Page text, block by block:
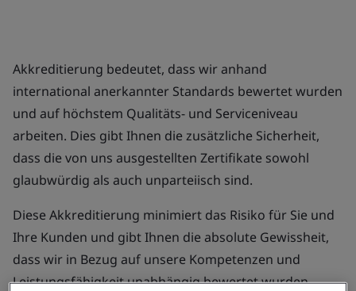
Akkreditierung bedeutet, dass wir anhand
international anerkannter Standards bewertet wurden
und auf höchstem Qualitäts- und Serviceniveau
arbeiten. Dies gibt Ihnen die zusätzliche Sicherheit,
dass die von uns ausgestellten Zertifikate sowohl
glaubwürdig als auch unparteiisch sind.
Diese Akkreditierung minimiert das Risiko für Sie und
Ihre Kunden und gibt Ihnen die absolute Gewissheit,
dass wir in Bezug auf unsere Kompetenzen und
Leistungsfähigkeit unabhängig bewertet wurden.